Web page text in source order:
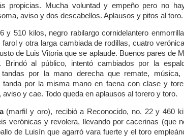
propicias. Mucha voluntad y empeño pero no
aviso y dos descabellos. Aplausos y pitos al toro.
y 510 kilos, negro rabilargo cornidelantero
farol y otra larga cambiada de rodillas, cuatro
de Luis Vitoria que se aplaude. Buenos pares de
Brindó al público, intentó cambiados por la
por la mano derecha que remate, música,
tanda por la misma mano en faena con clase y
aviso y cae. Todo queda en aplausos al torero y toro.
(marfil y oro), recibió a Reconocido, no. 22 y 460
verónicas y revolera, llevando por cacerinas (que
de Luisín que agarró vara fuerte y el toro